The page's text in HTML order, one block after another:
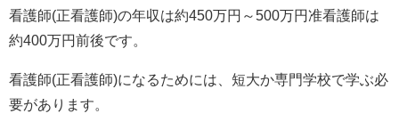
看護師(正看護師)の年収は約450万円～500万円准看護師は
約400万円前後です。
看護師(正看護師)になるためには、短大か専門学校で学ぶ必
要があります。